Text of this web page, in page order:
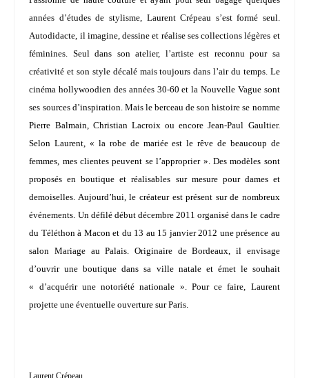
années d’études de stylisme, Laurent Crépeau s’est formé seul.
Autodidacte, il imagine, dessine et réalise ses collections légères et
féminines. Seul dans son atelier, l’artiste est reconnu pour sa
créativité et son style décalé mais toujours dans l’air du temps. Le
cinéma hollywoodien des années 30-60 et la Nouvelle Vague sont
ses sources d’inspiration. Mais le berceau de son histoire se nomme
Pierre Balmain
Christian Lacroix ou encoreJean-Paul Gaultier.
Selon Laurent,« la robe de mariée est le rêve de beaucoup de
femmes, mes clientes peuvent se l’approprier ». Des modèles sont
proposés en boutique et réalisables sur mesure pour dames et
demoiselles. Aujourd’hui, le créateur est présent sur de nombreux
événements. Un défilé début décembre 2011 organisé dans le cadre
du Téléthonà Macon et du 13 au 15 janvier 2012 une présence au
salonMariage au Palais . Originaire de Bordeaux, il envisage
d’ouvrir une boutique dans sa ville natale et émet le souhait
« d’acquérir une notoriété nationale ». Pour ce faire, Laurent
projette une éventuelle ouverture sur Paris.
Laurent Crépeau